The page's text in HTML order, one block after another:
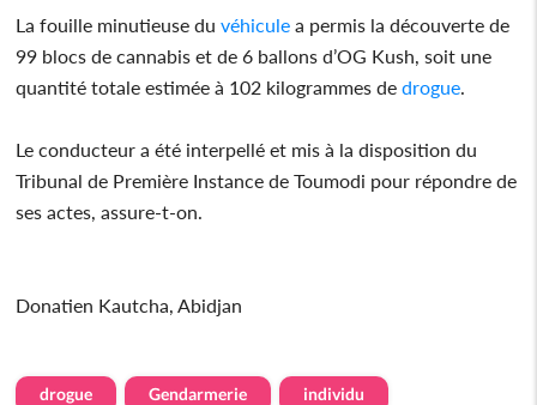
La fouille minutieuse duvéhicule a permis la découverte de
99 blocs de cannabis et de 6 ballons d’OG Kush, soit une
quantité totale estimée à 102 kilogrammes dedrogue.
Le conducteur a été interpellé et mis à la disposition du
Tribunal de Première Instance de Toumodi pour répondre de
ses actes, assure-t-on.
Donatien Kautcha, Abidjan
drogue Gendarmerie individu